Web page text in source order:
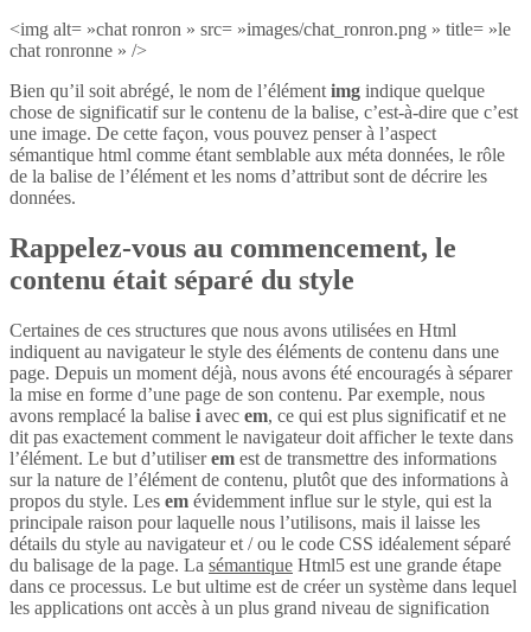
<img alt= »chat ronron » src= »images/chat_ronron.png » title= »le
chat ronronne » />
Bien qu’il soit abrégé, le nom de l’élément img indique quelque
chose de significatif sur le contenu de la balise, c’est-à-dire que c’est
une image. De cette façon, vous pouvez penser à l’aspect
sémantique html comme étant semblable aux méta données, le rôle
de la balise de l’élément et les noms d’attribut sont de décrire les
données.
Rappelez-vous au commencement, le
contenu était séparé du style
Certaines de ces structures que nous avons utilisées en Html
indiquent au navigateur le style des éléments de contenu dans une
page. Depuis un moment déjà, nous avons été encouragés à séparer
la mise en forme d’une page de son contenu. Par exemple, nous
avons remplacé la balise i avec em, ce qui est plus significatif et ne
dit pas exactement comment le navigateur doit afficher le texte dans
l’élément. Le but d’utiliserem est de transmettre des informations
sur la nature de l’élément de contenu, plutôt que des informations à
propos du style. Les em évidemment influe sur le style, qui est la
principale raison pour laquelle nous l’utilisons, mais il laisse les
détails du style au navigateur et / ou le code CSS idéalement séparé
du balisage de la page. La sémantique Html5 est une grande étape
dans ce processus. Le but ultime est de créer un système dans lequel
les applications ont accès à un plus grand niveau de signification